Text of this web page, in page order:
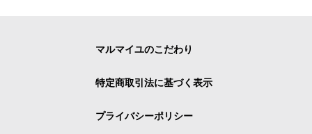
マルマイユのこだわり
特定商取引法に基づく表示
プライバシーポリシー